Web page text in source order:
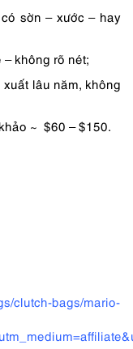
sờn – xước – hay
không rõ nét;
lâu năm, không
~ $60 – $150.
clutch-bags/mario-